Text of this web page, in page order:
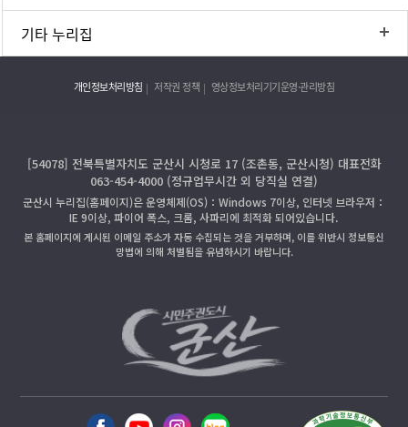
기타 누리집
개인정보처리방침 저작권 정책 영상정보처리기기운영·관리방침
[54078] 전북특별자치도 군산시 시청로 17 (조촌동, 군산시청) 대표전화
063-454-4000 (정규업무시간 외 당직실 연결)
군산시 누리집(홈페이지)은 운영체제(OS)：Windows 7이상, 인터넷 브라우저：
IE 9이상, 파이어 폭스, 크롬, 사파리에 최적화 되어있습니다.
본 홈페이지에 게시된 이메일 주소가 자동 수집되는 것을 거부하며, 이를 위반시 정보통신
망법에 의해 처벌됨을 유념하시기 바랍니다.